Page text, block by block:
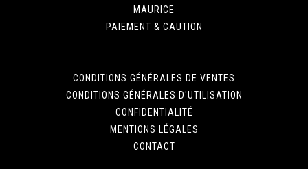
MAURICE
PAIEMENT & CAUTION
CONDITIONS GÉNÉRALES DE VENTES
CONDITIONS GÉNÉRALES D'UTILISATION
CONFIDENTIALITÉ
MENTIONS LÉGALES
CONTACT